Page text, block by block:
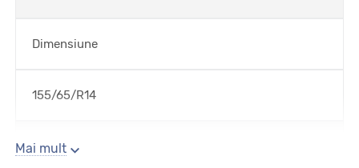
Dimensiune
155/65/R14
Sezon
Mai mult